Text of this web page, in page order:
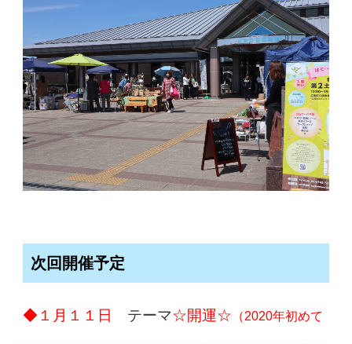
次回開催予定
◆１月１１日 テーマ☆開運☆ （2020年初めて